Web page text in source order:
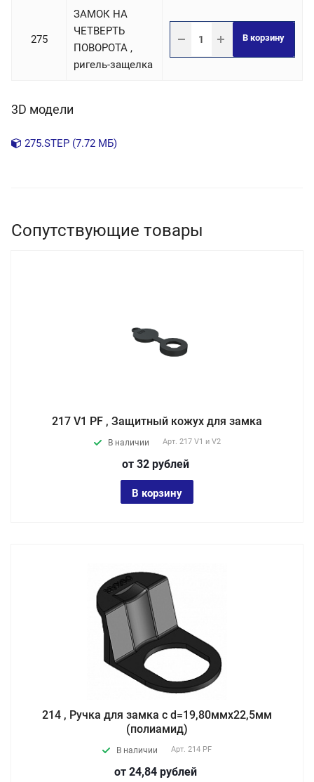
275
ЗАМОК НА
ЧЕТВЕРТЬ
ПОВОРОТА ,
ригель-защелка
В корзину
3D модели
275.STEP (7.72 МБ)
Сопутствующие товары
217 V1 PF , Защитный кожух для замка
В наличии Арт. 217 V1 и V2
от 32 рублей
В корзину
214 , Ручка для замка с d=19,80ммх22,5мм
(полиамид)
В наличии Арт. 214 PF
от 24,84 рублей